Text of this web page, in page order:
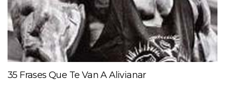
35 Frases Que Te Van A Alivianar